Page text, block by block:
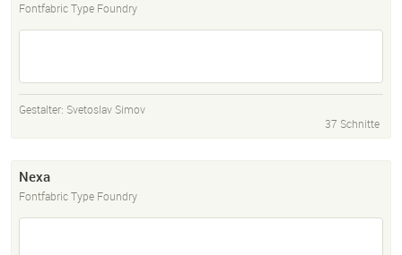
Fontfabric Type Foundry
Gestalter: Svetoslav Simov
37 Schnitte
Nexa
Fontfabric Type Foundry